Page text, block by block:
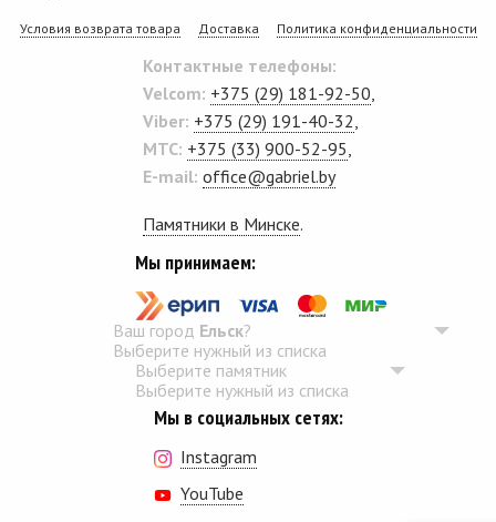
Условия возврата товара Доставка Политика конфиденциальности
Контактные телефоны:
Velcom: +375 (29) 181-92-50,
Viber: +375 (29) 191-40-32,
MTC: +375 (33) 900-52-95,
E-mail: office@gabriel.by
Памятники в Минске.
Мы принимаем:
Ваш город Ельск?
Выберите нужный из списка
Выберите памятник
Выберите нужный из списка
Мы в социальных сетях:
Instagram
YouTube